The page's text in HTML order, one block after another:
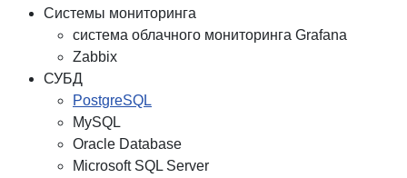
Системы мониторинга
система облачного мониторинга Grafana
Zabbix
СУБД
PostgreSQL
MySQL
Oracle Database
Microsoft SQL Server